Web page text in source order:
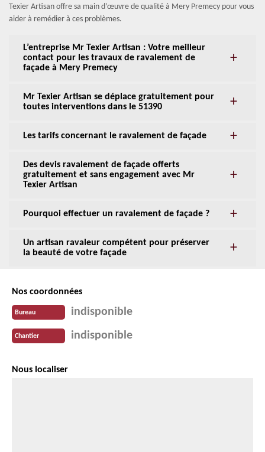
Texier Artisan offre sa main d’œuvre de qualité à Mery Premecy pour vous
aider à remédier à ces problèmes.
L’entreprise Mr Texier Artisan : Votre meilleur
contact pour les travaux de ravalement de
façade à Mery Premecy
Mr Texier Artisan se déplace gratuitement pour
toutes interventions dans le 51390
Les tarifs concernant le ravalement de façade
Des devis ravalement de façade offerts
gratuitement et sans engagement avec Mr
Texier Artisan
Pourquoi effectuer un ravalement de façade ?
Un artisan ravaleur compétent pour préserver
la beauté de votre façade
Nos coordonnées
Bureau indisponible
Chantier indisponible
Nous localiser